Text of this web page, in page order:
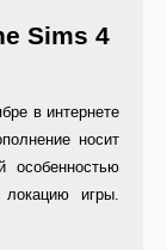
Sims 4
в интернете
носит
особенностью
игры.